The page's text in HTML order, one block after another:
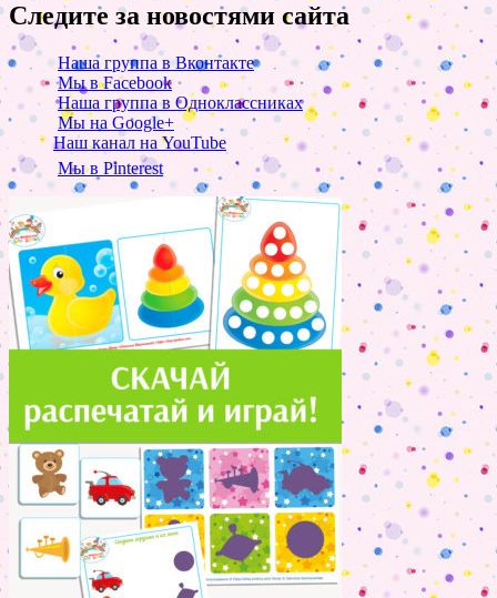
Следите за новостями сайта
Наша группа в Вконтакте
Мы в Facebook
Наша группа в Одноклассниках
Мы на Google+
Наш канал на YouTube
Мы в Pinterest